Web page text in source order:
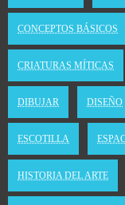
CONCEPTOS BÁSICOS
CRIATURAS MÍTICAS
DIBUJAR DISEÑO
ESCOTILLA
HISTORIA DEL ARTE